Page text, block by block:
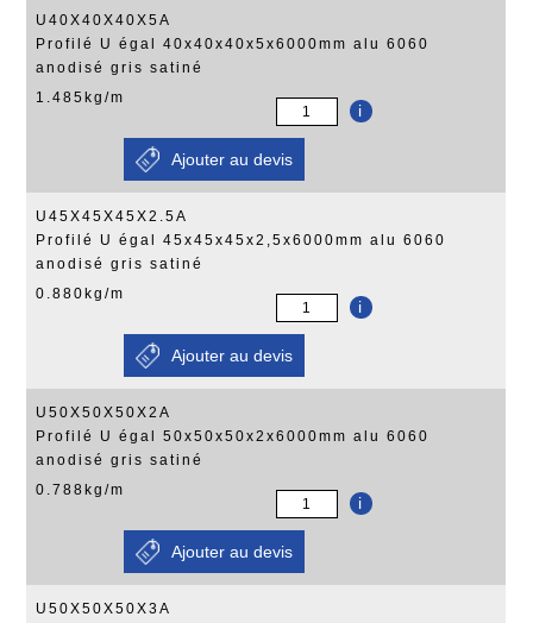
U40X40X40X5A
Profilé U égal 40x40x40x5x6000mm alu 6060
anodisé gris satiné
1.485kg/m
i
U45X45X45X2.5A
Profilé U égal 45x45x45x2,5x6000mm alu 6060
anodisé gris satiné
0.880kg/m
i
U50X50X50X2A
Profilé U égal 50x50x50x2x6000mm alu 6060
anodisé gris satiné
0.788kg/m
i
U50X50X50X3A